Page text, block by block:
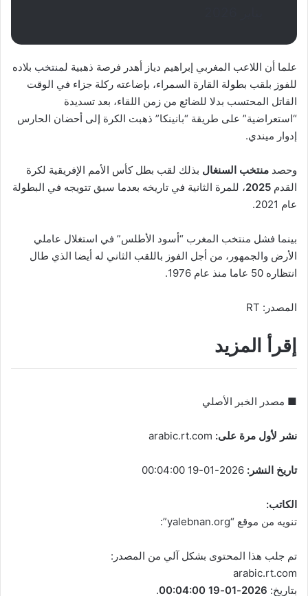
علما أن اللاعب المغربي إبراهيم دياز أهدر فرصة ذهبية لمنتخب بلاده
للفوز بلقب بطولة القارة السمراء، بإضاعته ركلة جزاء في الوقت
القاتل المحتسب بدلا للضائع من زمن اللقاء، بعد تسديدة
“استعراضية” على طريقة “بانينكا” ذهبت الكرة إلى أحضان الحارس
إدوار ميندي.
وحصد منتخب السنغال بذلك لقب بطل كأس الأمم الإفريقية لكرة
القدم 2025، للمرة الثانية في تاريخه بعدما سبق تتويجه في البطولة
عام 2021.
بينما فشل منتخب المغرب “أسود الأطلس” في استغلال عاملي
الأرض والجمهور، من أجل الفوز باللقب الثاني له أيضا الذي طال
انتظاره 50 عاما منذ عام 1976.
المصدر: RT
إقرأ المزيد
■ مصدر الخبر الأصلي
نشر لأول مرة على: arabic.rt.com
تاريخ النشر: 2026-01-19 00:04:00
الكاتب:
تنويه من موقع “yalebnan.org”:
تم جلب هذا المحتوى بشكل آلي من المصدر:
arabic.rt.com
بتاريخ: 2026-01-19 00:04:00
.